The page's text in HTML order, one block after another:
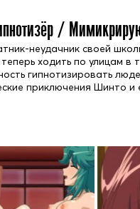
/
неудачник своей
ходить по улицам
гипнотизировать
приключения Шинто и